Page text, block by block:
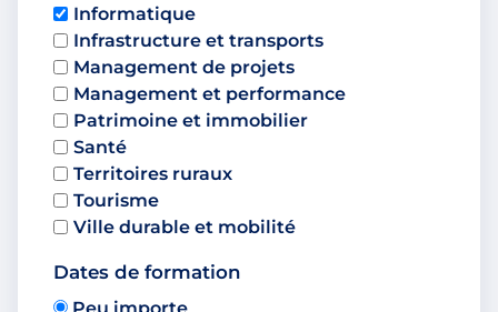
Informatique
Infrastructure et transports
Management de projets
Management et performance
Patrimoine et immobilier
Santé
Territoires ruraux
Tourisme
Ville durable et mobilité
Dates de formation